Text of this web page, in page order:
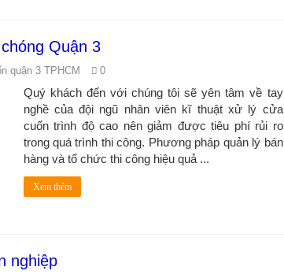
Quận 3
quận 3 TPHCM 0
Quý khách đến với chúng tôi sẽ yên tâm về tay
nghề của đội ngũ nhân viên kĩ thuật xử lý cửa
cuốn trình độ cao nên giảm được tiêu phí rủi ro
trong quá trình thi công. Phương pháp quản lý bán
hàng và tổ chức thi công hiệu quả ...
Xem thêm
nghiệp